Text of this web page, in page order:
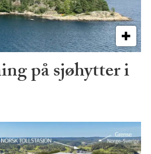
på sjøhytter i